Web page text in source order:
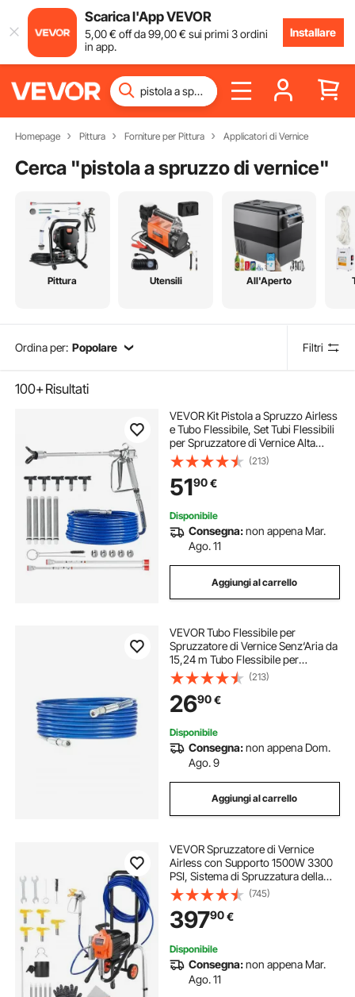
Scarica l'App VEVOR
5,00€ off da99,00€ sui primi 3 ordini
in app.
Installare
Homepage Pittura Forniture per Pittura Applicatori di Vernice
Cerca "pistola a spruzzo di vernice"
Pittura Utensili All'Aperto
Ordina per: Popolare Filtri
100+Risultati
VEVOR Kit Pistola a Spruzzo Airless
e Tubo Flessibile, Set Tubi Flessibili
per Spruzzatore di Vernice Alta
Pressione 248 Bar con 5 Ugelli,
Giunto Girevole, Filtri, Tubo
Flessibile, Aste di Prolunga
(213)
5190€
Disponibile
Consegna:non appena Mar.
Ago. 11
Aggiungi al carrello
VEVOR Tubo Flessibile per
Spruzzatore di Vernice Senz‘Aria da
15,24 m Tubo Flessibile per
Spruzzatore di Vernice Senz’Aria ad
Alta Pressione 305,83 kgf/cm²
Tubo Flessibile per Spruzzatore di
Vernice
(213)
2690€
Disponibile
Consegna:non appena Dom.
Ago. 9
Aggiungi al carrello
VEVOR Spruzzatore di Vernice
Airless con Supporto 1500W 3300
PSI, Sistema di Spruzzatura della
Vernice con Spazzola di Pulizia
Tubo Flessibile Asta di Prolunga
Ugelli, per Case, Edifici
(745)
39790€
Disponibile
Consegna:non appena Mar.
Ago. 11